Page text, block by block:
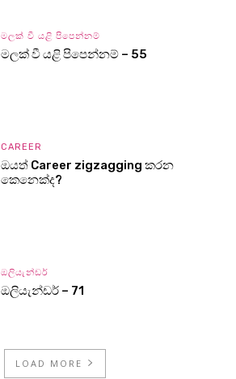
මලක් වී යළි පිපෙන්නම්
මලක් වී යළි පිපෙන්නම් – 55
CAREER
ඔයත් Career zigzagging කරන
කෙනෙක්ද?
ඔලියැන්ඩර්
ඔලියැන්ඩර් – 71
LOAD MORE